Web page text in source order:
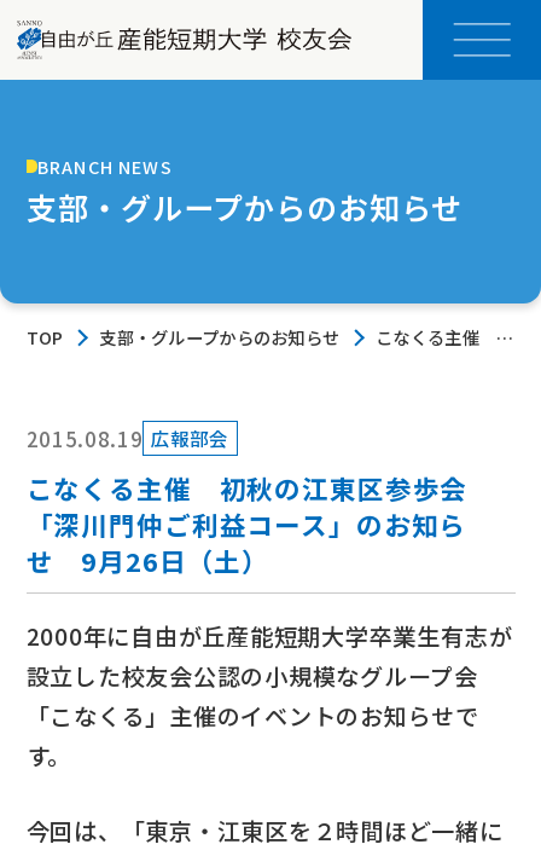
BRANCH NEWS
支部・グループからのお知らせ
TOP 支部・グループからのお知らせ
こなくる主催 初
2015.08.19 広報部会
こなくる主催 初秋の江東区参歩会
「深川門仲ご利益コース」のお知ら
せ 9月26日（土）
2000年に自由が丘産能短期大学卒業生有志が
設立した校友会公認の小規模なグループ会
「こなくる」主催のイベントのお知らせで
す。
今回は、「東京・江東区を２時間ほど一緒に